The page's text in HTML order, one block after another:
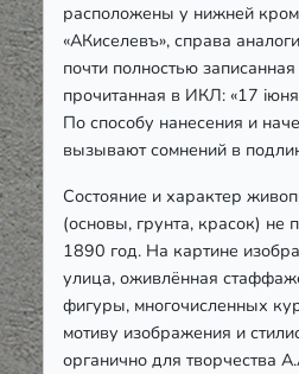
расположены у нижней
«АКиселевъ», справа
почти полностью
прочитанная в ИКЛ: «17
По способу нанесения и
вызывают сомнений в
Состояние и характер
(основы, грунта, красок) не
1890 год. На картине
улица, оживлённая
фигуры, многочисленных
мотиву изображения и
органично для творчества